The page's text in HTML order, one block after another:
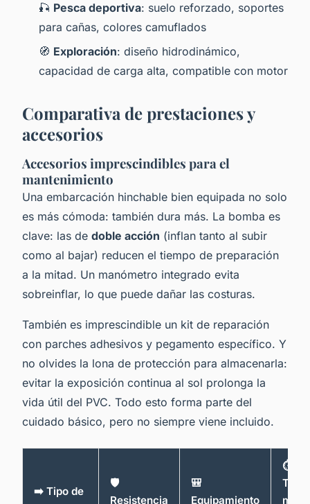
🎣 Pesca deportiva: suelo reforzado, soportes
para cañas, colores camuflados
🧭 Exploración: diseño hidrodinámico,
capacidad de carga alta, compatible con motor
Comparativa de prestaciones y
accesorios
Accesorios imprescindibles para el
mantenimiento
Una embarcación hinchable bien equipada no solo
es más cómoda: también dura más. La bomba es
clave: las de doble acción (inflan tanto al subir
como al bajar) reducen el tiempo de preparación
a la mitad. Un manómetro integrado evita
sobreinflar, lo que puede dañar las costuras.
También es imprescindible un kit de reparación
con parches adhesivos y pegamento específico. Y
no olvides la lona de protección para almacenarla:
evitar la exposición continua al sol prolonga la
vida útil del PVC. Todo esto forma parte del
cuidado básico, pero no siempre viene incluido.
➡️ Tipo de
🛡️
Resistencia
🎒
Equipamiento
⏱️